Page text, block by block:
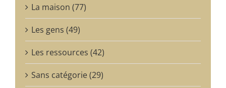
La maison (77)
Les gens (49)
Les ressources (42)
Sans catégorie (29)